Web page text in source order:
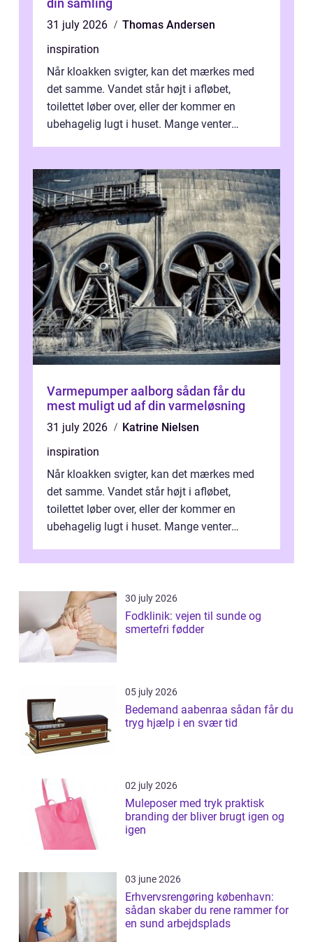
din samling
31 july 2026
Thomas Andersen
inspiration
Når kloakken svigter, kan det mærkes med
det samme. Vandet står højt i afløbet,
toilettet løber over, eller der kommer en
ubehagelig lugt i huset. Mange venter
Varmepumper aalborg sådan får du
mest muligt ud af din varmeløsning
31 july 2026
Katrine Nielsen
inspiration
Når kloakken svigter, kan det mærkes med
det samme. Vandet står højt i afløbet,
toilettet løber over, eller der kommer en
ubehagelig lugt i huset. Mange venter
30 july 2026
Fodklinik: vejen til sunde og
smertefri fødder
05 july 2026
Bedemand aabenraa sådan får du
tryg hjælp i en svær tid
02 july 2026
Muleposer med tryk praktisk
branding der bliver brugt igen og
igen
03 june 2026
Erhvervsrengøring københavn:
sådan skaber du rene rammer for
en sund arbejdsplads